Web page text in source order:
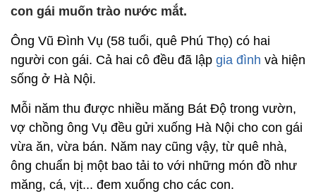
con gái muốn trào nước mắt.
Ông Vũ Đình Vụ (58 tuổi, quê Phú Thọ) có hai
người con gái. Cả hai cô đều đã lập gia đình và hiện
sống ở Hà Nội.
Mỗi năm thu được nhiều măng Bát Độ trong vườn,
vợ chồng ông Vụ đều gửi xuống Hà Nội cho con gái
vừa ăn, vừa bán. Năm nay cũng vậy, từ quê nhà,
ông chuẩn bị một bao tải to với những món đồ như
măng, cá, vịt... đem xuống cho các con.